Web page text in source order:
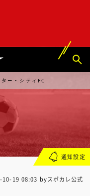
ー・シティFC
10-19 08:03 byスポカレ公式
通知設定